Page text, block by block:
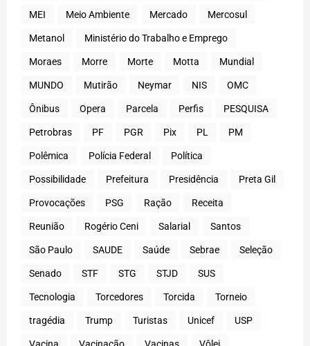
MEI Meio Ambiente Mercado Mercosul
Metanol Ministério do Trabalho e Emprego
Moraes Morre Morte Motta Mundial
MUNDO Mutirão Neymar NIS OMC
Ônibus Opera Parcela Perfis PESQUISA
Petrobras PF PGR Pix PL PM
Polêmica Polícia Federal Política
Possibilidade Prefeitura Presidência Preta Gil
Provocações PSG Ração Receita
Reunião Rogério Ceni Salarial Santos
São Paulo SAUDE Saúde Sebrae Seleção
Senado STF STG STJD SUS
Tecnologia Torcedores Torcida Torneio
tragédia Trump Turistas Unicef USP